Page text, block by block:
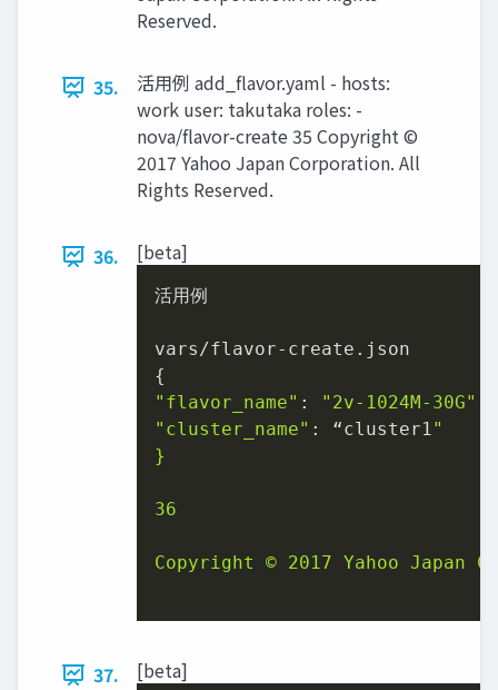
Reserved.
35.
活用例 add_flavor.yaml - hosts:
work user: takutaka roles: -
nova/flavor-create 35 Copyright ©
2017 Yahoo Japan Corporation. All
Rights Reserved.
36. [beta]
活用例
vars/flavor-create.json
"flavor_name" : "2v-1024M-30G"
"cluster_name" : “cluster1"
}
36
Copyright © 2017 Yahoo Japan
37. [beta]